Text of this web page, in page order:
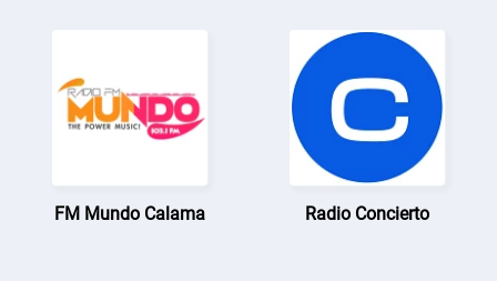
FM Mundo Calama Radio Concierto